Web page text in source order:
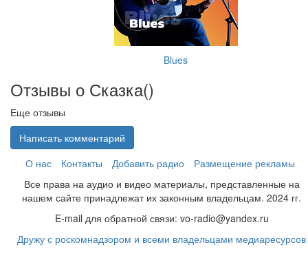
Blues
Отзывы о Сказка()
Еще отзывы
Написать комментарий
О нас
Контакты Добавить радио
Размещение рекламы
Все права на аудио и видео материалы, представленные на
нашем сайте принадлежат их законным владельцам. 2024 гг.
E-mail для обратной связи: vo-radio@yandex.ru
Дружу с роскомнадзором и всеми владельцами медиаресурсов